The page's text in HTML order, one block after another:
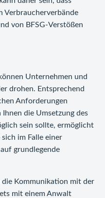
Verbraucherverbände
von BFSG-Verstößen
Unternehmen und
drohen. Entsprechend
Anforderungen
die Umsetzung des
sein sollte, ermöglicht
sich im Falle einer
grundlegende
Kommunikation mit der
mit einem Anwalt